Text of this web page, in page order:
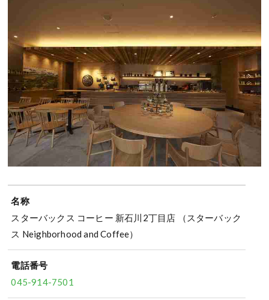
名称
スターバックス コーヒー 新石川2丁目店 （スターバック
ス Neighborhood and Coffee）
電話番号
045-914-7501